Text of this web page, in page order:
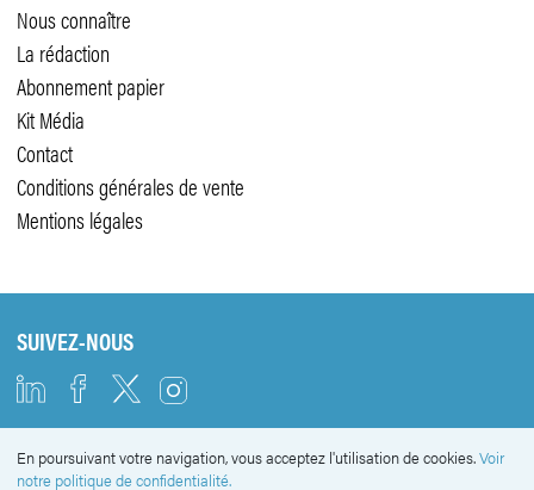
Nous connaître
La rédaction
Abonnement papier
Kit Média
Contact
Conditions générales de vente
Mentions légales
SUIVEZ-NOUS
NEWSLETTER
En poursuivant votre navigation, vous acceptez l'utilisation de cookies.Voir
notre politique de confidentialité.